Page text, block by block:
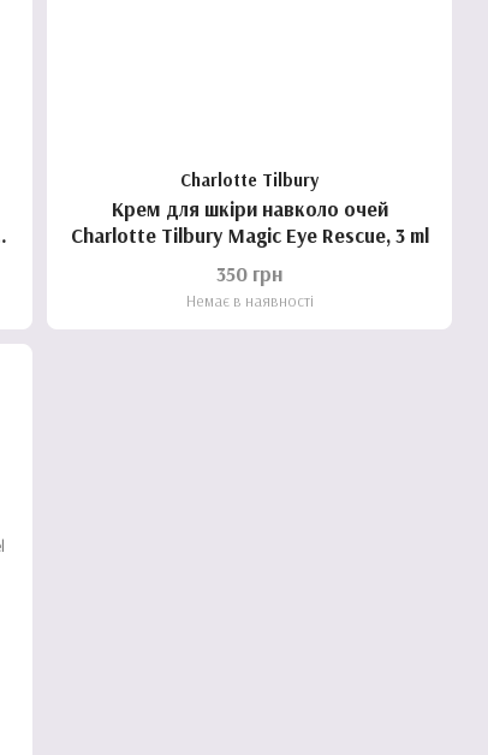
Charlotte Tilbury
Крем для шкіри навколо очей
Charlotte Tilbury Magic Eye Rescue, 3 ml
350 грн
Немає в наявності